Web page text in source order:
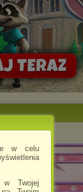
w celu
Twojej